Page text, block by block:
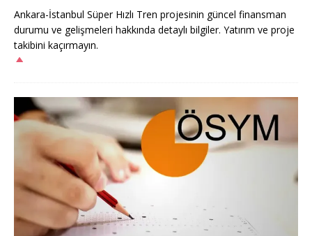
Ankara-İstanbul Süper Hızlı Tren projesinin güncel finansman
durumu ve gelişmeleri hakkında detaylı bilgiler. Yatırım ve proje
takibini kaçırmayın.